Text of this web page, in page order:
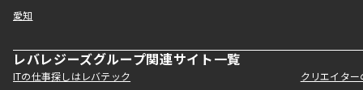
愛知
レバレジーズグループ関連サイト一覧
ITの仕事探しはレバテック クリエイタ